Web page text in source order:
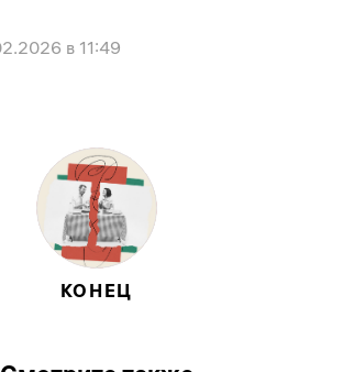
в 11:49
КОНЕЦ